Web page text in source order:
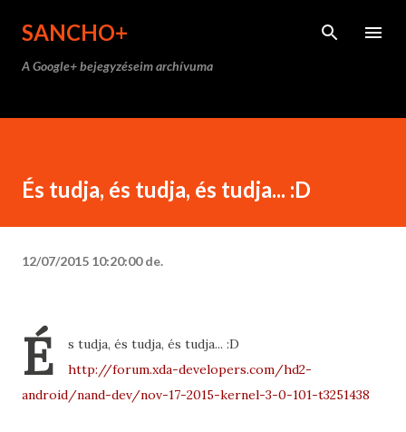
SANCHO+
A Google+ bejegyzéseim archívuma
És tudja, és tudja, és tudja... :D
12/07/2015 10:20:00 de.
É
s tudja, és tudja, és tudja... :D
http://forum.xda-developers.com/hd2-
android/nand-dev/nov-17-2015-kernel-3-0-101-t3251438